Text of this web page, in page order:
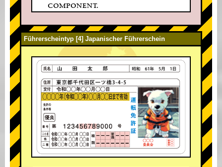
component.
Führerscheintyp [4] Japanischer Führerschein